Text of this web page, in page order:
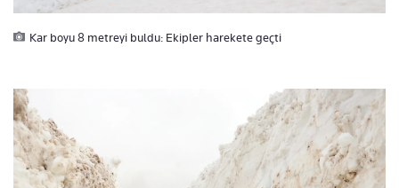
Kar boyu 8 metreyi buldu: Ekipler harekete geçti